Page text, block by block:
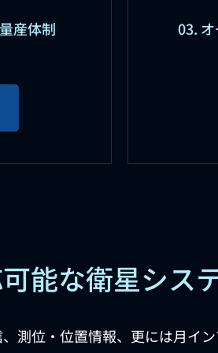
産体制 03.
能な衛星シス
測位・位置情報、更には月イン